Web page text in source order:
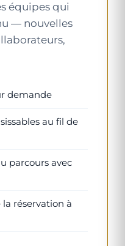
équipes qui
— nouvelles
demande
au fil de
parcours avec
réservation à